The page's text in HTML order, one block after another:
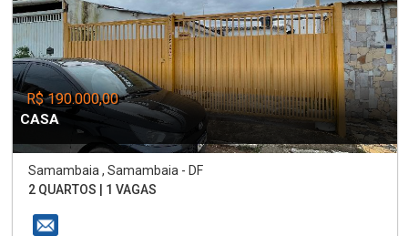
R$ 190.000,00
CASA
Samambaia , Samambaia - DF
2 QUARTOS | 1 VAGAS